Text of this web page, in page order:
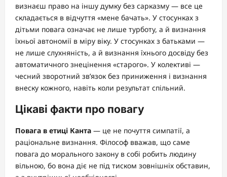
визнаєш право на іншу думку без сарказму — все це
складається в відчуття «мене бачать». У стосунках з
дітьми повага означає не лише турботу, а й визнання
їхньої автономії в міру віку. У стосунках з батьками —
не лише слухняність, а й визнання їхнього досвіду без
автоматичного знецінення «старого». У колективі —
чесний зворотний зв’язок без приниження і визнання
внеску кожного, навіть коли результат спільний.
Цікаві факти про повагу
Повага в етиці Канта — це не почуття симпатії, а
раціональне визнання. Філософ вважав, що саме
повага до морального закону в собі робить людину
вільною, бо вона діє не під тиском зовнішніх обставин,